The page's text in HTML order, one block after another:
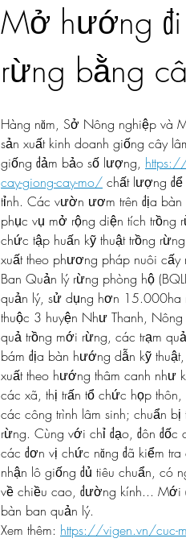
Mở hướng đi
rừng bằng
Hàng năm, Sở Nông nghiệp và
sản xuất kinh doanh giống cây
giống đảm bảo số lượng, https://
cay-giong-cay-mo/ chất lượng để
tỉnh. Các vườn ươm trên địa
phục vụ mở rộng diện tích
chức tập huấn kỹ thuật trồng
xuất theo phương pháp nuôi cấy
Ban Quản lý rừng phòng hộ
quản lý, sử dụng hơn 15.000ha
thuộc 3 huyện Như Thanh,
quả trồng mới rừng, các trạm
bám địa bàn hướng dẫn kỹ
xuất theo hướng thâm canh như
các xã, thị trấn tổ chức họp
các công trình lâm sinh; chuẩn
rừng. Cùng với chỉ đạo, đôn đốc
các đơn vị chức năng đã kiểm
nhận lô giống đủ tiêu chuẩn, có
về chiều cao, đường kính... Mới
bàn ban quản lý.
Xem thêm: https://vigen.vn/cuc-